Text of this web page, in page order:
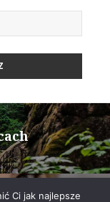
Ci jak najlepsze